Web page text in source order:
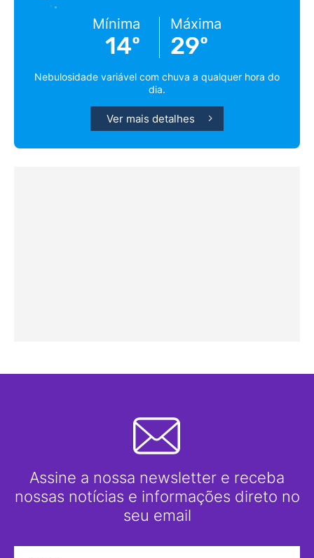
Mínima
14º
Máxima
29º
Nebulosidade variável com chuva a qualquer hora do
dia.
Ver mais detalhes
Assine a nossa newsletter e receba
nossas notícias e informações direto no
seu email